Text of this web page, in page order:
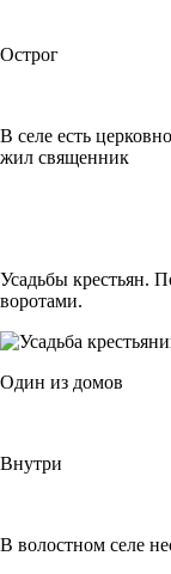
Острог
В селе есть
жил священник
Усадьбы крестьян.
воротами.
Один из домов
Внутри
В волостном селе